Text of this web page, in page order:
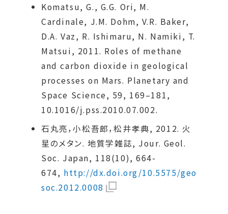
Komatsu, G., G.G. Ori, M.
Cardinale, J.M. Dohm, V.R. Baker,
D.A. Vaz, R. Ishimaru, N. Namiki, T.
Matsui, 2011. Roles of methane
and carbon dioxide in geological
processes on Mars. Planetary and
Space Science, 59, 169–181,
10.1016/j.pss.2010.07.002.
石丸亮，小松吾郎，松井孝典, 2012. 火
星のメタン. 地質学雑誌, Jour. Geol.
Soc. Japan, 118(10), 664-
674, http://dx.doi.org/10.5575/geo
soc.2012.0008